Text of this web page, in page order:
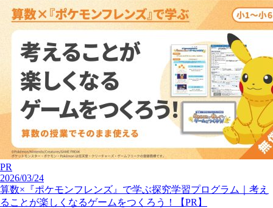
PR
2026/03/24
算数×『ポケモンフレンズ』で学ぶ探究学習プログラム｜考え
ることが楽しくなるゲームをつくろう！【PR】